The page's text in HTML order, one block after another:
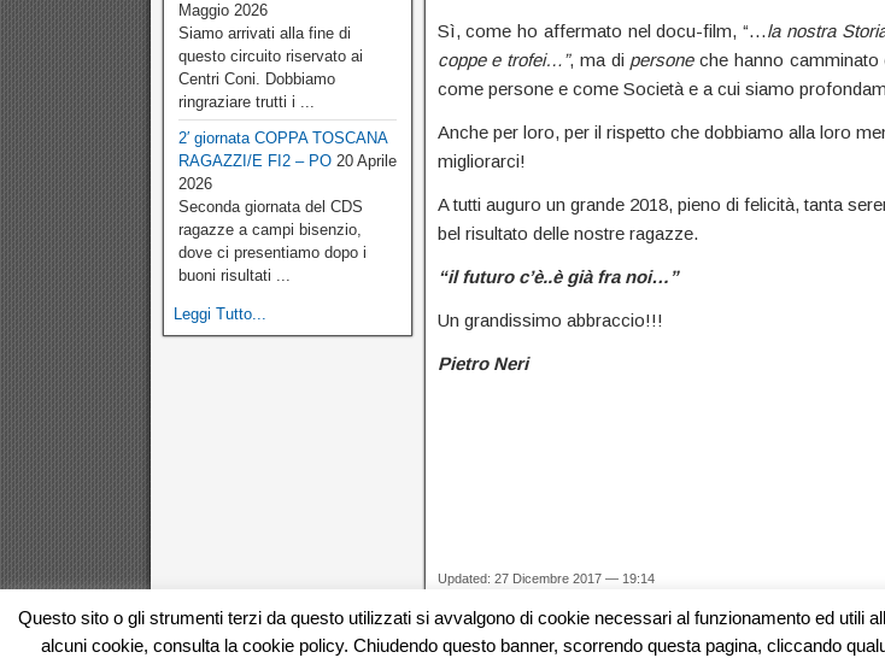
Sì, come ho affermato nel docu-film, “…la nostra
coppe e trofei…”, ma di personeche hanno camminato
come persone e come Società e a cui siamo
Anche per loro, per il rispetto che dobbiamo alla loro
migliorarci!
A tutti auguro un grande 2018, pieno di felicità, tanta
bel risultato delle nostre ragazze.
“il futuro c’è..è già fra noi…”
Un grandissimo abbraccio!!!
Pietro Neri
Updated: 27 Dicembre 2017 — 19:14
← Previous Post
Maggio 2026
Siamo arrivati alla fine di
questo circuito riservato ai
Centri Coni. Dobbiamo
ringraziare trutti i ...
2′ giornata COPPA TOSCANA
RAGAZZI/E FI2 – PO20 Aprile
2026
Seconda giornata del CDS
ragazze a campi bisenzio,
dove ci presentiamo dopo i
buoni risultati ...
Leggi Tutto...
Questo sito o gli strumenti terzi da questo utilizzati si avvalgono di cookie necessari al funzionamento ed utili
alcuni cookie, consulta la cookie policy. Chiudendo questo banner, scorrendo questa pagina, cliccando